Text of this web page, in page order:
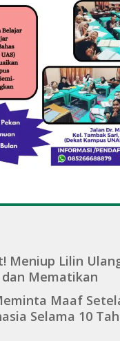
Meniup Lilin
Mematikan
Maaf
Selama 10